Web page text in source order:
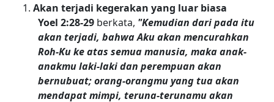
Akan terjadi kegerakan yang luar biasa
Yoel 2:28-29berkata, "Kemudian dari pada itu
akan terjadi, bahwa Aku akan mencurahkan
Roh-Ku ke atas semua manusia, maka anak-
anakmu laki-laki dan perempuan akan
bernubuat; orang-orangmu yang tua akan
mendapat mimpi, teruna-terunamu akan